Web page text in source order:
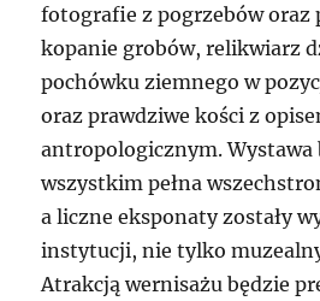
fotografie z pogrzebów oraz
kopanie grobów, relikwiarz
pochówku ziemnego w
oraz prawdziwe kości z
antropologicznym. Wystawa
wszystkim pełna
a liczne eksponaty zostały
instytucji, nie tylko
Atrakcją wernisażu będzie